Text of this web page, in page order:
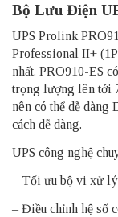
Bộ Lưu Điện
UPS Prolink
Professional II+
nhất. PRO910-ES
trọng lượng lên tới
nên có thể dễ dàng
cách dễ dàng.
UPS công nghệ
– Tối ưu bộ vi xử lý
– Điều chỉnh hệ số